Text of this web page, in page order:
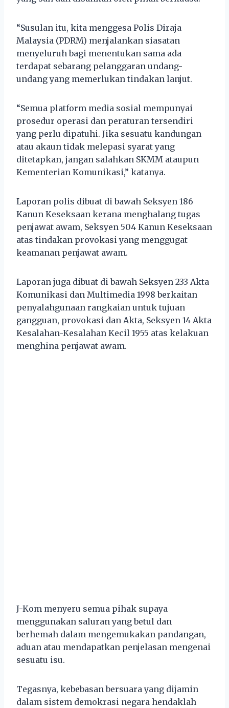
“Susulan itu, kita menggesa Polis Diraja
Malaysia (PDRM) menjalankan siasatan
menyeluruh bagi menentukan sama ada
terdapat sebarang pelanggaran undang-
undang yang memerlukan tindakan lanjut.
“Semua platform media sosial mempunyai
prosedur operasi dan peraturan tersendiri
yang perlu dipatuhi. Jika sesuatu kandungan
atau akaun tidak melepasi syarat yang
ditetapkan, jangan salahkan SKMM ataupun
Kementerian Komunikasi,” katanya.
Laporan polis dibuat di bawah Seksyen 186
Kanun Keseksaan kerana menghalang tugas
penjawat awam, Seksyen 504 Kanun Keseksaan
atas tindakan provokasi yang menggugat
keamanan penjawat awam.
Laporan juga dibuat di bawah Seksyen 233 Akta
Komunikasi dan Multimedia 1998 berkaitan
penyalahgunaan rangkaian untuk tujuan
gangguan, provokasi dan Akta, Seksyen 14 Akta
Kesalahan-Kesalahan Kecil 1955 atas kelakuan
menghina penjawat awam.
J-Kom menyeru semua pihak supaya
menggunakan saluran yang betul dan
berhemah dalam mengemukakan pandangan,
aduan atau mendapatkan penjelasan mengenai
sesuatu isu.
Tegasnya, kebebasan bersuara yang dijamin
dalam sistem demokrasi negara hendaklah